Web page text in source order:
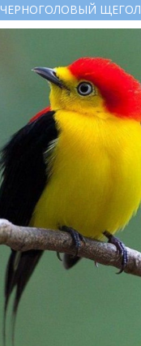
ЧЕРНОГОЛОВЫЙ ЩЕГОЛ